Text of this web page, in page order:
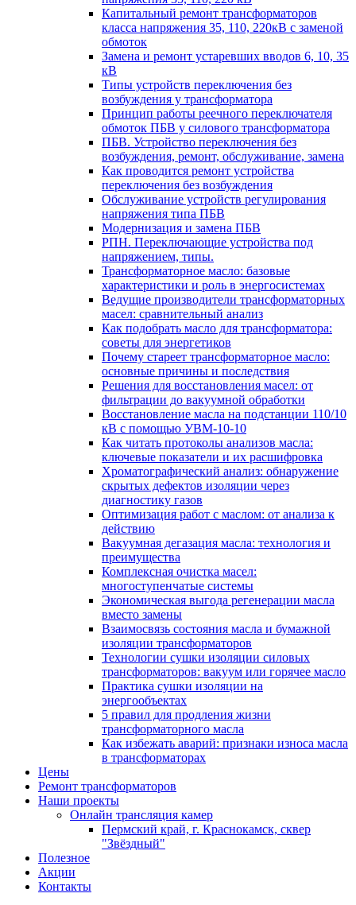
Капитальный ремонт трансформаторов
класса напряжения 35, 110, 220кВ с заменой
обмоток
Замена и ремонт устаревших вводов 6, 10, 35
кВ
Типы устройств переключения без
возбуждения у трансформатора
Принцип работы реечного переключателя
обмоток ПБВ у силового трансформатора
ПБВ. Устройство переключения без
возбуждения, ремонт, обслуживание, замена
Как проводится ремонт устройства
переключения без возбуждения
Обслуживание устройств регулирования
напряжения типа ПБВ
Модернизация и замена ПБВ
РПН. Переключающие устройства под
напряжением, типы.
Трансформаторное масло: базовые
характеристики и роль в энергосистемах
Ведущие производители трансформаторных
масел: сравнительный анализ
Как подобрать масло для трансформатора:
советы для энергетиков
Почему стареет трансформаторное масло:
основные причины и последствия
Решения для восстановления масел: от
фильтрации до вакуумной обработки
Восстановление масла на подстанции 110/10
кВ с помощью УВМ-10-10
Как читать протоколы анализов масла:
ключевые показатели и их расшифровка
Хроматографический анализ: обнаружение
скрытых дефектов изоляции через
диагностику газов
Оптимизация работ с маслом: от анализа к
действию
Вакуумная дегазация масла: технология и
преимущества
Комплексная очистка масел:
многоступенчатые системы
Экономическая выгода регенерации масла
вместо замены
Взаимосвязь состояния масла и бумажной
изоляции трансформаторов
Технологии сушки изоляции силовых
трансформаторов: вакуум или горячее масло
Практика сушки изоляции на
энергообъектах
5 правил для продления жизни
трансформаторного масла
Как избежать аварий: признаки износа масла
в трансформаторах
Цены
Ремонт трансформаторов
Наши проекты
Онлайн трансляция камер
Пермский край, г. Краснокамск, сквер
"Звёздный"
Полезное
Акции
Контакты